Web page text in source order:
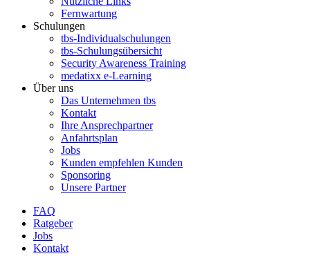
Fernwartung
Schulungen
tbs-Individualschulungen
tbs-Schulungsübersicht
Security Awareness Training
medatixx e-Learning
Über uns
Das Unternehmen tbs
Kontakt
Ihre Ansprechpartner
Anfahrtsplan
Jobs
Kunden empfehlen Kunden
Sponsoring
Unsere Partner
FAQ
Ratgeber
Jobs
Kontakt